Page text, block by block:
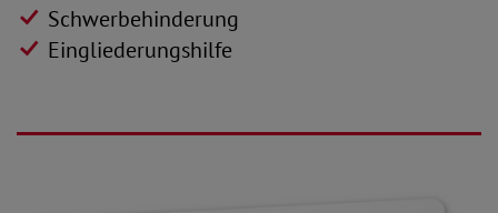
Schwerbehinderung
Eingliederungshilfe